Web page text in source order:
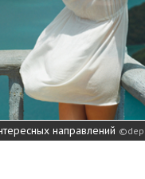
направлений